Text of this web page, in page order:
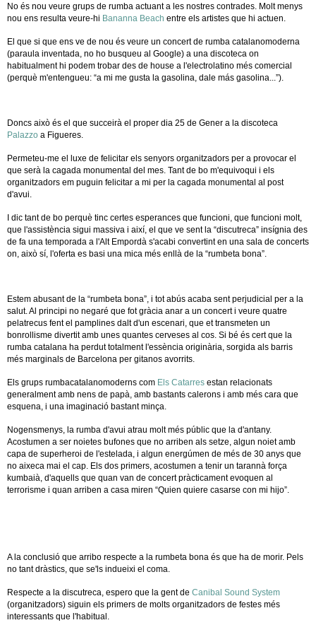
No és nou veure grups de rumba actuant a les nostres contrades. Molt menys
nou ens resulta veure-hi Bananna Beach entre els artistes que hi actuen.
El que si que ens ve de nou és veure un concert de rumba catalanomoderna
(paraula inventada, no ho busqueu al Google) a una discoteca on
habitualment hi podem trobar des de house a l'electrolatino més comercial
(perquè m'entengueu: “a mi me gusta la gasolina, dale más gasolina...”).
Doncs això és el que succeirà el proper dia 25 de Gener a la discoteca
Palazzo a Figueres.
Permeteu-me el luxe de felicitar els senyors organitzadors per a provocar el
que serà la cagada monumental del mes. Tant de bo m'equivoqui i els
organitzadors em puguin felicitar a mi per la cagada monumental al post
d'avui.
I dic tant de bo perquè tinc certes esperances que funcioni, que funcioni molt,
que l'assistència sigui massiva i així, el que ve sent la “discutreca” insígnia des
de fa una temporada a l'Alt Empordà s'acabi convertint en una sala de concerts
on, això sí, l'oferta es basi una mica més enllà de la “rumbeta bona”.
Estem abusant de la “rumbeta bona”, i tot abús acaba sent perjudicial per a la
salut. Al principi no negaré que fot gràcia anar a un concert i veure quatre
pelatrecus fent el pamplines dalt d'un escenari, que et transmeten un
bonrollisme divertit amb unes quantes cerveses al cos. Si bé és cert que la
rumba catalana ha perdut totalment l'essència originària, sorgida als barris
més marginals de Barcelona per gitanos avorrits.
Els grups rumbacatalanomoderns com Els Catarres estan relacionats
generalment amb nens de papà, amb bastants calerons i amb més cara que
esquena, i una imaginació bastant minça.
Nogensmenys, la rumba d'avui atrau molt més públic que la d'antany.
Acostumen a ser noietes bufones que no arriben als setze, algun noiet amb
capa de superheroi de l'estelada, i algun energúmen de més de 30 anys que
no aixeca mai el cap. Els dos primers, acostumen a tenir un tarannà força
kumbaià, d'aquells que quan van de concert pràcticament evoquen al
terrorisme i quan arriben a casa miren “Quien quiere casarse con mi hijo”.
A la conclusió que arribo respecte a la rumbeta bona és que ha de morir. Pels
no tant dràstics, que se'ls indueixi el coma.
Respecte a la discutreca, espero que la gent de Canibal Sound System
(organitzadors) siguin els primers de molts organitzadors de festes més
interessants que l'habitual.